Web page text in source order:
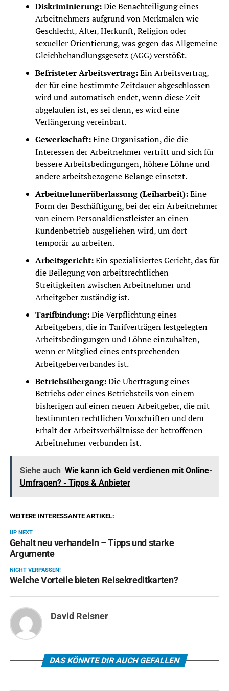
Diskriminierung:Die Benachteiligung eines
Arbeitnehmers aufgrund von Merkmalen wie
Geschlecht, Alter, Herkunft, Religion oder
sexueller Orientierung, was gegen das Allgemeine
Gleichbehandlungsgesetz (AGG) verstößt.
Befristeter Arbeitsvertrag:Ein Arbeitsvertrag,
der für eine bestimmte Zeitdauer abgeschlossen
wird und automatisch endet, wenn diese Zeit
abgelaufen ist, es sei denn, es wird eine
Verlängerung vereinbart.
Gewerkschaft:Eine Organisation, die die
Interessen der Arbeitnehmer vertritt und sich für
bessere Arbeitsbedingungen, höhere Löhne und
andere arbeitsbezogene Belange einsetzt.
Arbeitnehmerüberlassung (Leiharbeit):Eine
Form der Beschäftigung, bei der ein Arbeitnehmer
von einem Personaldienstleister an einen
Kundenbetrieb ausgeliehen wird, um dort
temporär zu arbeiten.
Arbeitsgericht:Ein spezialisiertes Gericht, das für
die Beilegung von arbeitsrechtlichen
Streitigkeiten zwischen Arbeitnehmer und
Arbeitgeber zuständig ist.
Tarifbindung:Die Verpflichtung eines
Arbeitgebers, die in Tarifverträgen festgelegten
Arbeitsbedingungen und Löhne einzuhalten,
wenn er Mitglied eines entsprechenden
Arbeitgeberverbandes ist.
Betriebsübergang:Die Übertragung eines
Betriebs oder eines Betriebsteils von einem
bisherigen auf einen neuen Arbeitgeber, die mit
bestimmten rechtlichen Vorschriften und dem
Erhalt der Arbeitsverhältnisse der betroffenen
Arbeitnehmer verbunden ist.
Siehe auch Wie kann ich Geld verdienen mit Online-
Umfragen? - Tipps & Anbieter
WEITERE INTERESSANTE ARTIKEL:
UP NEXT
Gehalt neu verhandeln – Tipps und starke
Argumente
NICHT VERPASSEN!
Welche Vorteile bieten Reisekreditkarten?
David Reisner
DAS KÖNNTE DIR AUCH GEFALLEN